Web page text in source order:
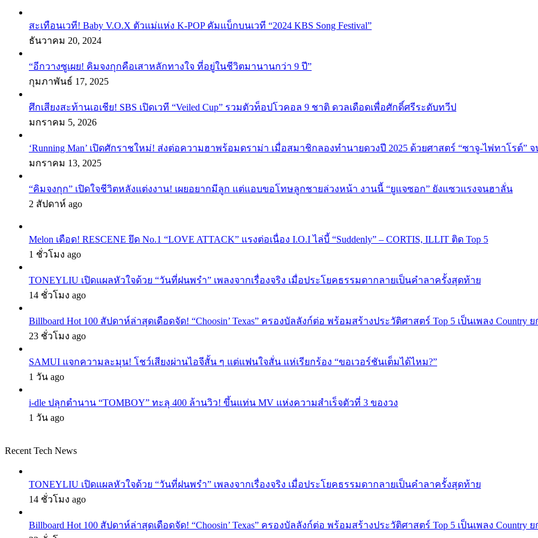
สะเทือนเวที! Baby V.O.X ตัวแม่แห่ง K-POP คัมแบ็กบนเวที “2024 KBS Song Festival”
ธันวาคม 20, 2024
“อีกวางซูเผย! คิมจงกุกคือเสาหลักทางใจ ที่อยู่ในชีวิตมานานกว่า 9 ปี”
กุมภาพันธ์ 17, 2025
ศึกเสียงสะท้านเอเชีย! SBS เปิดเวที “Veiled Cup” รวมตัวท็อปโวคอล 9 ชาติ ดวลเดือดเพื่อศักดิ์ศรีระดับทวีป
มกราคม 5, 2026
‘Running Man’ เปิดศักราชใหม่! ส่งต่อความฮาพร้อมดราม่า เมื่อสมาชิกลองทำนายดวงปี 2025 ด้วยศาสตร์ “ซาจู-ไพ่ทาโรต์”
มกราคม 13, 2025
“คิมจงกุก” เปิดใจชีวิตหลังแต่งงาน! เผยอยากมีลูก แต่แอบขอโทษลูกชายล่วงหน้า งานนี้ “ยูแจซอก” ยังแซวแรงจนฮาลั่น
2 สัปดาห์ ago
Melon เดือด! RESCENE ยึด No.1 “LOVE ATTACK” แรงต่อเนื่อง I.O.I ไล่บี้ “Suddenly” – CORTIS, ILLIT ติด Top 5
1 ชั่วโมง ago
TONEYLIU เปิดแผลหัวใจด้วย “วันที่ฝนพรำ” เพลงจากเรื่องจริง เมื่อประโยคธรรมดากลายเป็นคำลาครั้งสุดท้าย
14 ชั่วโมง ago
Billboard Hot 100 สัปดาห์ล่าสุดเดือดจัด! “Choosin’ Texas” ครองบัลลังก์ต่อ พร้อมสร้างประวัติศาสตร์ Top 5 เป็นเพลง Country ย
23 ชั่วโมง ago
SAMUI แจกความละมุน! โชว์เสียงผ่านไอจีสั้น ๆ แต่แฟนใจสั่น แห่เรียกร้อง “ขอเวอร์ชันเต็มได้ไหม?”
1 วัน ago
i-dle ปลุกตำนาน “TOMBOY” ทะลุ 400 ล้านวิว! ขึ้นแท่น MV แห่งความสำเร็จตัวที่ 3 ของวง
1 วัน ago
Recent Tech News
TONEYLIU เปิดแผลหัวใจด้วย “วันที่ฝนพรำ” เพลงจากเรื่องจริง เมื่อประโยคธรรมดากลายเป็นคำลาครั้งสุดท้าย
14 ชั่วโมง ago
Billboard Hot 100 สัปดาห์ล่าสุดเดือดจัด! “Choosin’ Texas” ครองบัลลังก์ต่อ พร้อมสร้างประวัติศาสตร์ Top 5 เป็นเพลง Country ย